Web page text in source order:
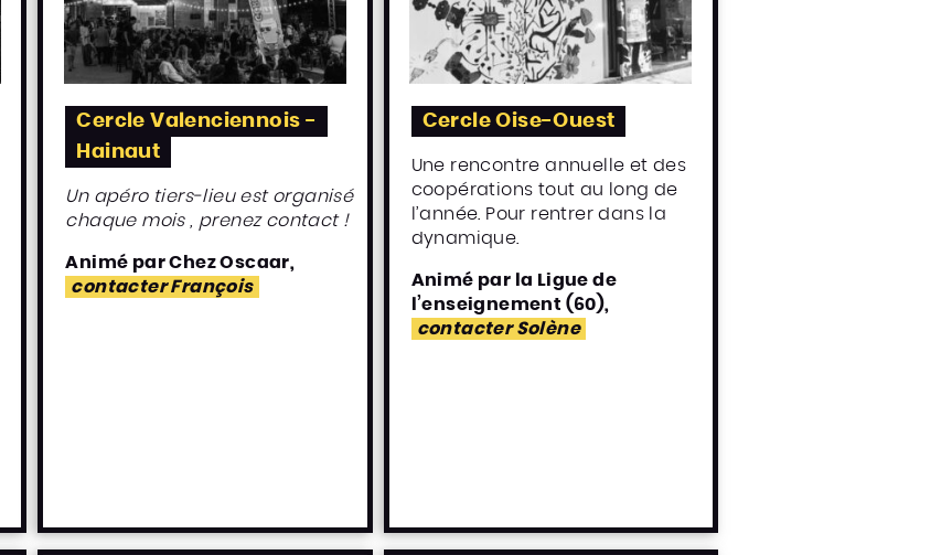
Cercle Valenciennois -
Hainaut
Un apéro tiers-lieu est organisé
chaque mois , prenez contact !
Animé par Chez Oscaar,
contacter François
Cercle Oise-Ouest
Une rencontre annuelle et des
coopérations tout au long de
l’année. Pour rentrer dans la
dynamique.
Animé par la Ligue de
l’enseignement (60),
contacter Solène